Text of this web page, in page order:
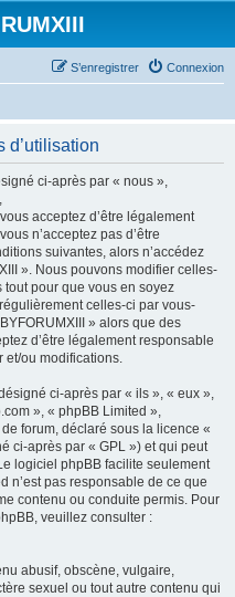
Connexion
S’enregistrer
d’utilisation
ci-après par « nous »,
acceptez d’être légalement
n’acceptez pas d’être
suivantes, alors n’accédez
». Nous pouvons modifier celles-
tout pour que vous en soyez
celles-ci par vous-
» alors que des
d’être légalement responsable
et/ou modifications.
ci-après par « ils », « eux »,
», « phpBB Limited »,
forum, déclaré sous la licence «
ci-après par « GPL ») et qui peut
logiciel phpBB facilite seulement
n’est pas responsable de ce que
contenu ou conduite permis. Pour
veuillez consulter :
abusif, obscène, vulgaire,
sexuel ou tout autre contenu qui